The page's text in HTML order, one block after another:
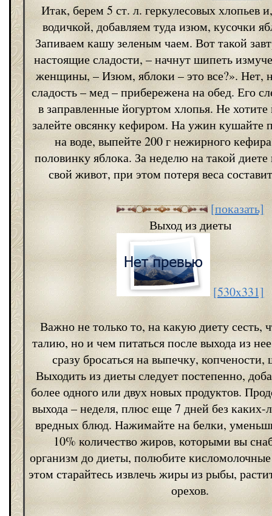
Итак, берем 5 ст. л. геркулесовых хлопьев
водичкой, добавляем туда изюм, кусочки
Запиваем кашу зеленым чаем. Вот такой
настоящие сладости, – начнут шипеть
женщины, – Изюм, яблоки – это все?». Нет,
сладость – мед – прибережена на обед. Его
в заправленные йогуртом хлопья. Не хотите
залейте овсянку кефиром. На ужин кушайте
на воде, выпейте 200 г нежирного
половинку яблока. За неделю на такой
свой живот, при этом потеря веса
[показать]
Выход из диеты
[530x331]
Важно не только то, на какую диету сесть,
талию, но и чем питаться после выхода из
сразу бросаться на выпечку,
Выходить из диеты следует постепенно,
более одного или двух новых продуктов.
выхода – неделя, плюс еще 7 дней без
вредных блюд. Нажимайте на белки,
10% количество жиров, которыми вы
организм до диеты, полюбите
этом старайтесь извлечь жиры из рыбы,
орехов.